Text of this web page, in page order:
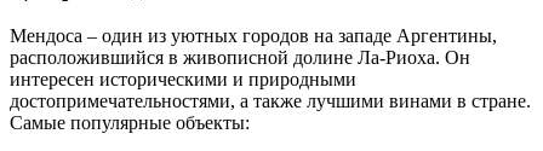
Мендоса – один из уютных городов на западе Аргентины,
расположившийся в живописной долине Ла-Риоха. Он
интересен историческими и природными
достопримечательностями, а также лучшими винами в стране.
Самые популярные объекты: